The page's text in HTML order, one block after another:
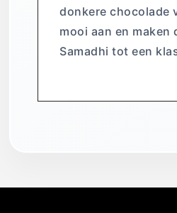
donkere chocolade
mooi aan en maken
Samadhi tot een